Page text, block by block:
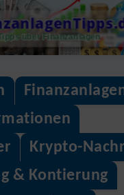
über Finanzanlagen
Krypto-
& Kontierung